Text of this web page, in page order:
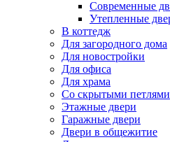
Современные
Утепленные
В коттедж
Для загородного дома
Для новостройки
Для офиса
Для храма
Со скрытыми петлями
Этажные двери
Гаражные двери
Двери в общежитие